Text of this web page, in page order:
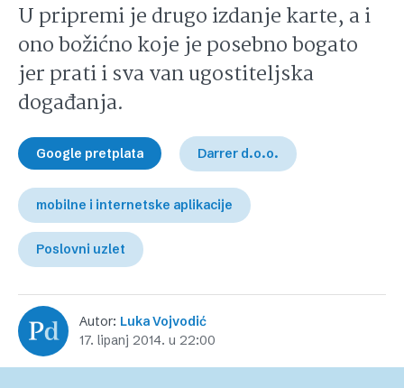
U pripremi je drugo izdanje karte, a i
ono božićno koje je posebno bogato
jer prati i sva van ugostiteljska
događanja.
Google pretplata Darrer d.o.o.
mobilne i internetske aplikacije
Poslovni uzlet
Autor: Luka Vojvodić
17. lipanj 2014. u 22:00